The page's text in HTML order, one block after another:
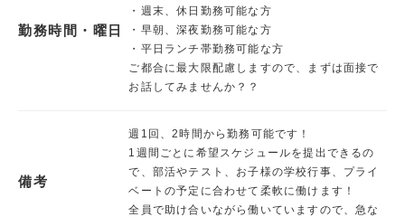
勤務時間・曜日
・週末、休日勤務可能な方
・早朝、深夜勤務可能な方
・平日ランチ帯勤務可能な方
ご都合に最大限配慮しますので、まずは面接で
お話してみませんか？？
備考
週1回、2時間から勤務可能です！
1週間ごとに希望スケジュールを提出できるの
で、部活やテスト、お子様の学校行事、プライ
ベートの予定に合わせて柔軟に働けます！
全員で助け合いながら働いていますので、急な